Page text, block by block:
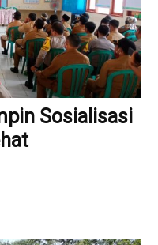
Sosialisasi